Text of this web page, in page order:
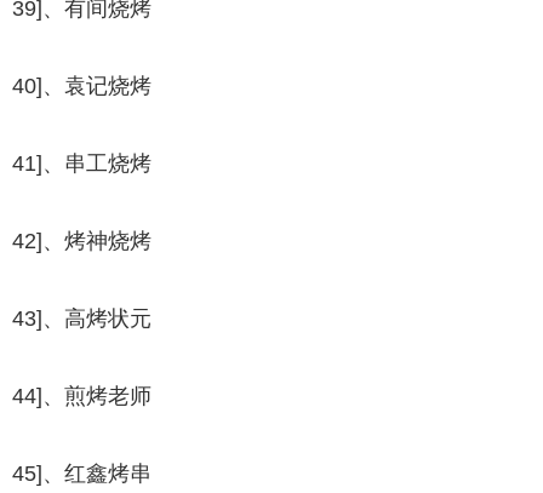
39]、有间烧烤
40]、袁记烧烤
41]、串工烧烤
42]、烤神烧烤
43]、高烤状元
44]、煎烤老师
45]、红鑫烤串